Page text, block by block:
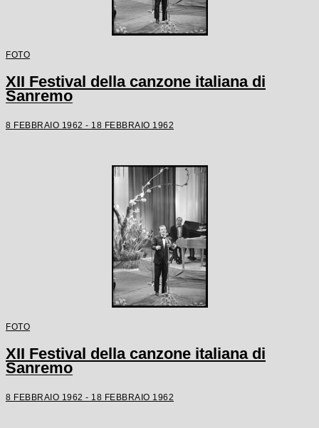
FOTO
XII Festival della canzone italiana di
Sanremo
8 FEBBRAIO 1962 - 18 FEBBRAIO 1962
FOTO
XII Festival della canzone italiana di
Sanremo
8 FEBBRAIO 1962 - 18 FEBBRAIO 1962